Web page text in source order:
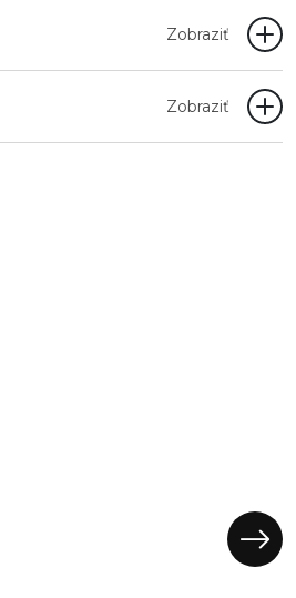
Zobraziť
Zobraziť